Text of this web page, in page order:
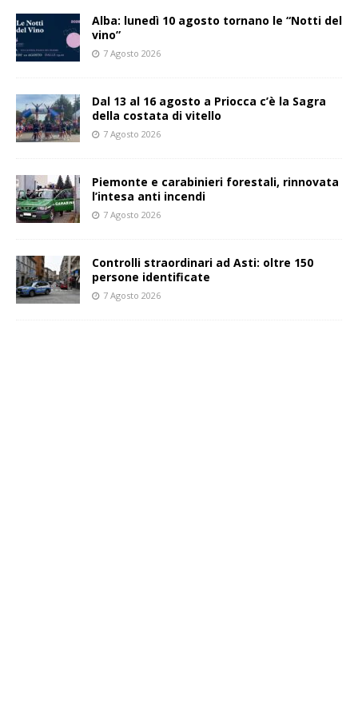
Alba: lunedì 10 agosto tornano le “Notti del
vino”
7 Agosto 2026
Dal 13 al 16 agosto a Priocca c’è la Sagra
della costata di vitello
7 Agosto 2026
Piemonte e carabinieri forestali, rinnovata
l’intesa anti incendi
7 Agosto 2026
Controlli straordinari ad Asti: oltre 150
persone identificate
7 Agosto 2026